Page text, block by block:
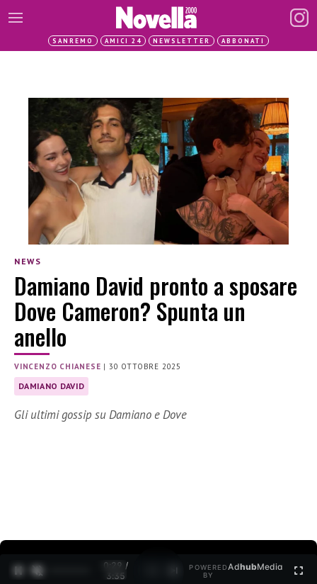
SANREMO AMICI 24 NEWSLETTER ABBONATI
NEWS
Damiano David pronto a sposare
Dove Cameron? Spunta un
anello
VINCENZO CHIANESE |30 OTTOBRE 2025
DAMIANO DAVID
Gli ultimi gossip su Damiano e Dove
0:30 /
3:35
POWERED
BY
AdhubMedia